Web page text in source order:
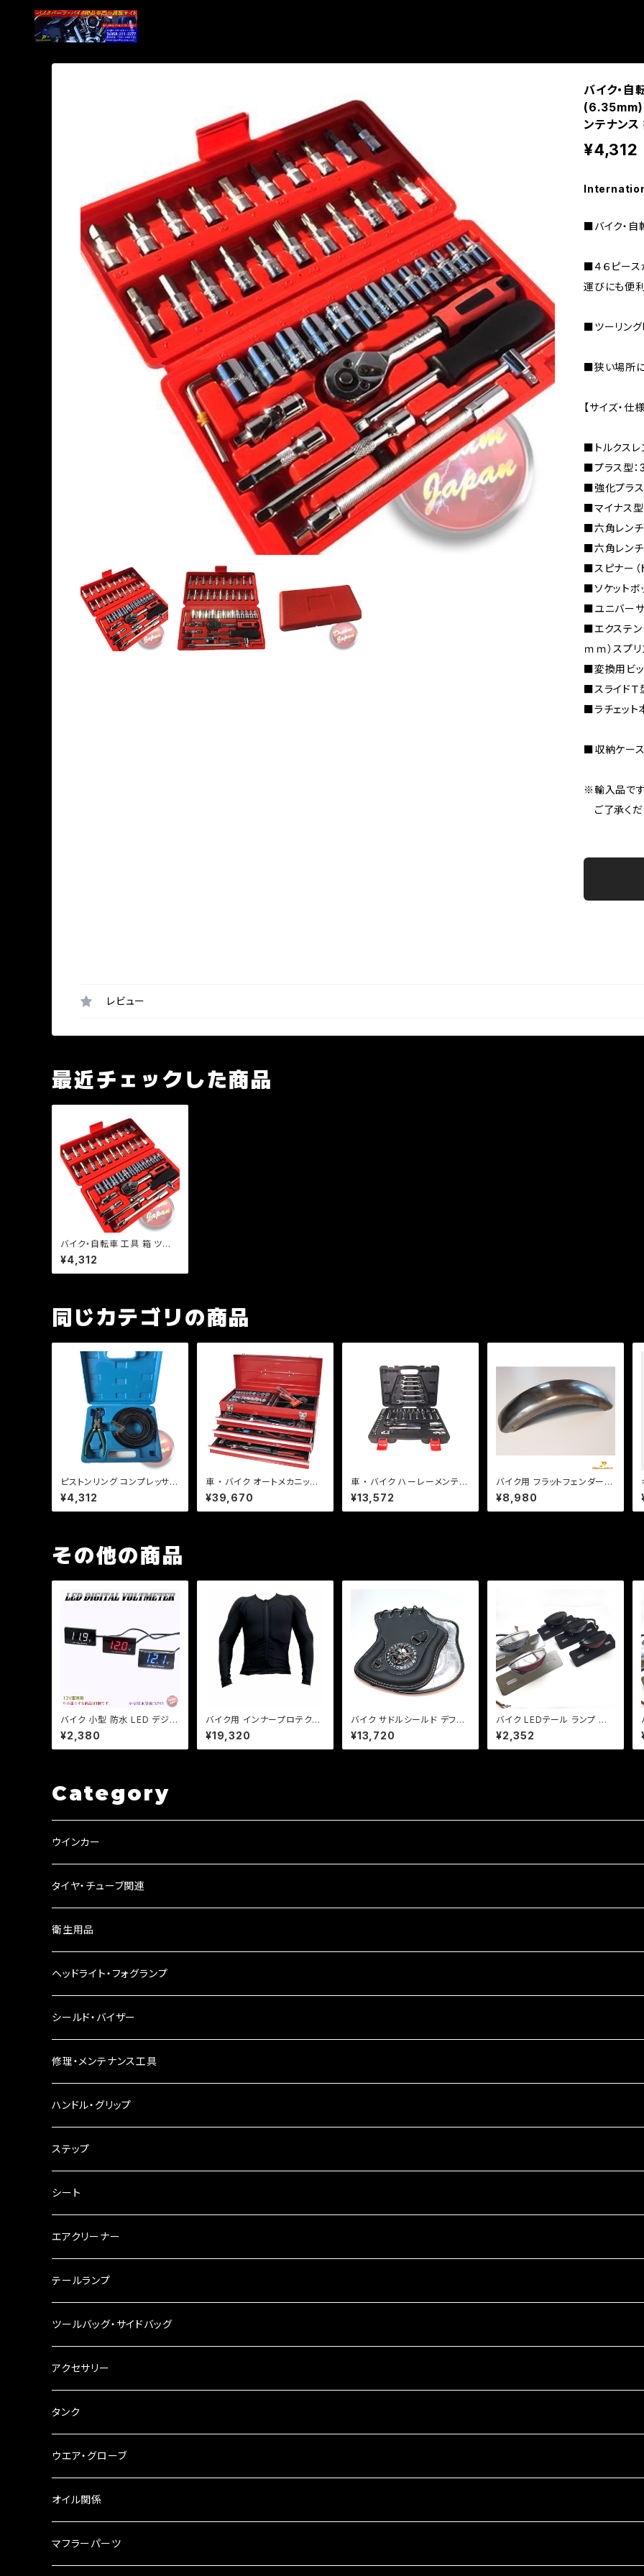
バイク・
(6.35mm)
ンテナン
¥4,312
■バイク・自
■４６ピース
運びにも便
■ツーリング
■狭い場所に
【サイズ・仕
■トルクスレ
■プラス型：3
■強化プラス
■マイナス型
■六角レンチ
■六角レンチ
■スピナー（
■ソケットボッ
■ユニバーサ
■エクステン
ｍｍ）スプ
■変換用ビッ
■スライドＴ
■ラチェット
■収納ケース
※輸入品です
ご了承くだ
レビュー
最近チェックした商品
バイク・自転車 工具 箱 ツー
ルセット 46pcs 1/4 (6.35m
m) ラチェット ソケット ドライ
バー 整備 修理 メンテナンス
¥4,312
同じカテゴリの商品
ピストンリング コンプレッサー
ピストンクランプ セット 62〜1
40mm/14枚/エンジンＯＨ/
バイク・車/修理a248
¥4,312
車 ・ バイク オートメカニック
ツールセット 64pcs ジェイテ
ック 修理
¥39,670
車 ・ バイク ハーレーメンテナ
ンス インチ工具セット 44pcs
修理
¥13,572
バイク用 フラットフェンダー
長さ560mm 幅150mm 汎用
タイプ 溶接、加工用 素地。ス
チール製 b370
¥8,980
その他の商品
バイク 小型 防水 LED デジタ
ル 電圧計 ボルトメーター 汎
用 格安 表示色3色選択/検索
用/ホンダ/ヤマハ/カワサキ【ク
¥2,380
バイク用 インナープロテクタ
ー オールシーズンメッシュ ス
トレッチ生地 ソフトプロテクタ
ー採用 CE規格 肘、肩、背中、
¥19,320
バイク サドルシールド デフレ
クター シート 股下 排熱対策
オーバーヒート 熱ダレ PUレ
ザー 【ブラック】 ハーレー 国
¥13,720
バイク LEDテール ランプ 汎
用 ナンバー灯付 ミニタイプ
【シルバー】カスタム テール エ
イプ モンキー SR マグナ FT
¥2,352
Category
ウインカー
ウインカーリレー
ウインカーレンズ
LEDウインカー
電球型ウインカー
バードゲージウインカー
ウインカークランプ
タイヤ・チューブ関連
衛生用品
ヘッドライト・フォグランプ
ヘッドライト
フォグランプ
配線・リレー
シールド・バイザー
修理・メンテナンス工具
インテークマニホールド
電装・配線・キボシ等
キャブレター
チェーン
工具類
ハンドル・グリップ
グリップ
バーハン
ハンドルパーツ
ハンドルスイッチ
その他
ハンドルポスト
ハンドルブレース
ステアリングダンパー
ブレーキ・クラッチレバー
スマホホルダー
ステップ
シート
エアクリーナー
テールランプ
ナンバー灯
ツールバッグ・サイドバッグ
ツールバッグ
サイドバッグ
サイドバッグサポート
リアBOX
ハードケース
アクセサリー
USB電源
電装系
タンク
タンク本体
タンクキャップ
タンクシール
ウエア・グローブ
オイル関係
4スト用エンジンオイル
マフラーパーツ